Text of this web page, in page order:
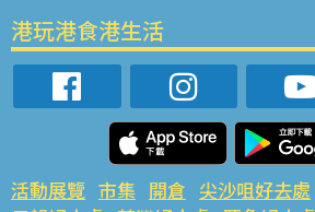
港玩港食港生活
活動展覽 市集 開倉 尖沙咀好去處